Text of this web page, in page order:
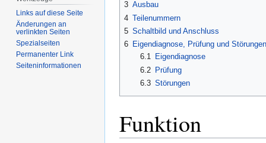
3 Ausbau
4 Teilenummern
5 Schaltbild und Anschluss
6 Eigendiagnose, Prüfung und Störungen
6.1
Eigendiagnose
6.2 Prüfung
6.3 Störungen
Funktion
Links auf diese Seite
Änderungen an
verlinkten Seiten
Spezialseiten
Permanenter Link
Seiten­informationen